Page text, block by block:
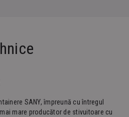
SANY, împreună cu întregul
mare producător de stivuitoare cu